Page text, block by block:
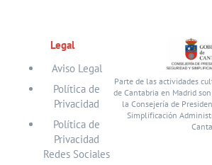
Legal
Aviso Legal
Política de
Privacidad
Política de
Privacidad
Redes Sociales
Parte de las actividades
de Cantabria en Madrid
la Consejería de
Simplificación